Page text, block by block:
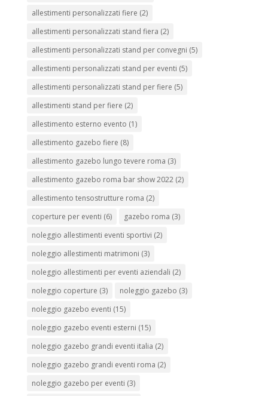
allestimenti personalizzati fiere (2)
allestimenti personalizzati stand fiera (2)
allestimenti personalizzati stand per convegni (5)
allestimenti personalizzati stand per eventi (5)
allestimenti personalizzati stand per fiere (5)
allestimenti stand per fiere (2)
allestimento esterno evento (1)
allestimento gazebo fiere (8)
allestimento gazebo lungo tevere roma (3)
allestimento gazebo roma bar show 2022(2)
allestimento tensostrutture roma (2)
coperture per eventi (6) gazebo roma (3)
noleggio allestimenti eventi sportivi (2)
noleggio allestimenti matrimoni (3)
noleggio allestimenti per eventi aziendali (2)
noleggio coperture (3) noleggio gazebo (3)
noleggio gazebo eventi (15)
noleggio gazebo eventi esterni (15)
noleggio gazebo grandi eventi italia (2)
noleggio gazebo grandi eventi roma (2)
noleggio gazebo per eventi (3)